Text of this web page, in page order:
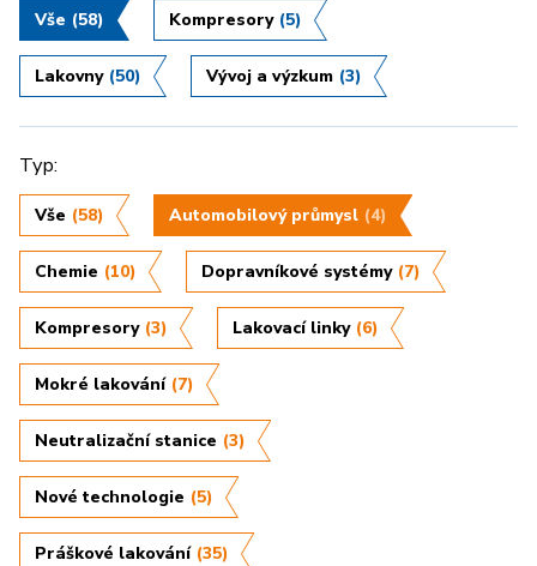
Vše (58) Kompresory (5)
Lakovny (50) Vývoj a výzkum (3)
Typ:
Vše (58) Automobilový průmysl (4)
Chemie (10) Dopravníkové systémy (7)
Kompresory (3) Lakovací linky (6)
Mokré lakování (7)
Neutralizační stanice (3)
Nové technologie (5)
Práškové lakování (35)